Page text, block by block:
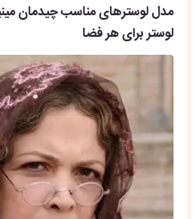
مدل لوسترهای مناسب چیدمان
لوستر برای هر فضا